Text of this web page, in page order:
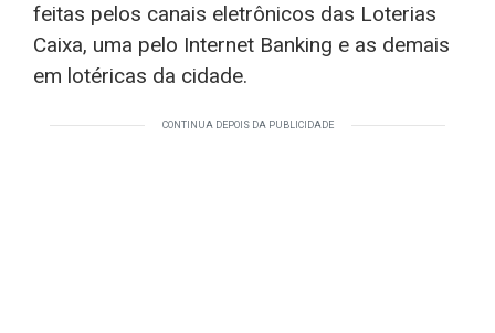
feitas pelos canais eletrônicos das Loterias
Caixa, uma pelo Internet Banking e as demais
em lotéricas da cidade.
CONTINUA DEPOIS DA PUBLICIDADE